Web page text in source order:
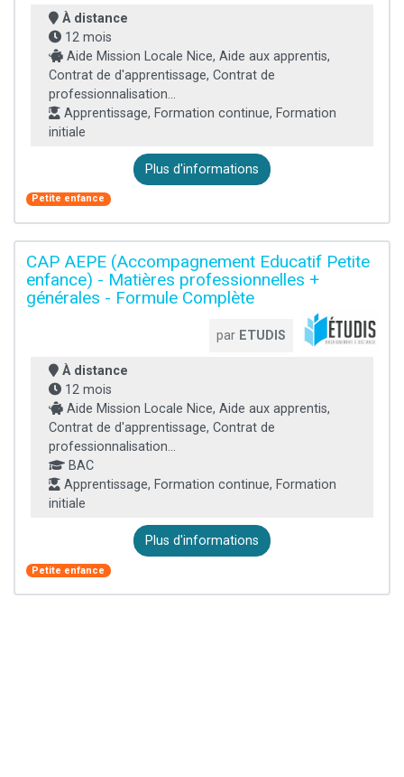
À distance
12 mois
Aide Mission Locale Nice, Aide aux apprentis,
Contrat de d'apprentissage, Contrat de
professionnalisation...
Apprentissage, Formation continue, Formation
initiale
Plus d'informations
Petite enfance
CAP AEPE (Accompagnement Educatif Petite
enfance) - Matières professionnelles +
générales - Formule Complète
par ETUDIS
À distance
12 mois
Aide Mission Locale Nice, Aide aux apprentis,
Contrat de d'apprentissage, Contrat de
professionnalisation...
BAC
Apprentissage, Formation continue, Formation
initiale
Plus d'informations
Petite enfance